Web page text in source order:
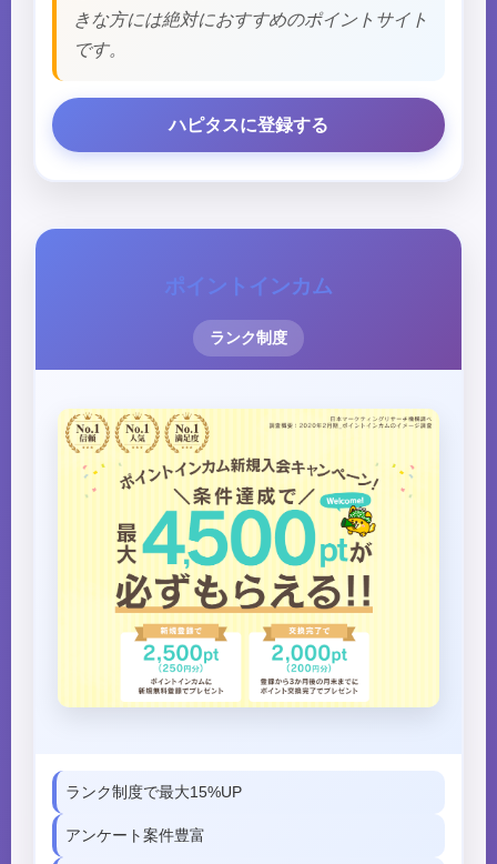
きな方には絶対におすすめのポイントサイト
です。
ハピタスに登録する
ポイントインカム
ランク制度
ランク制度で最大15%UP
アンケート案件豊富